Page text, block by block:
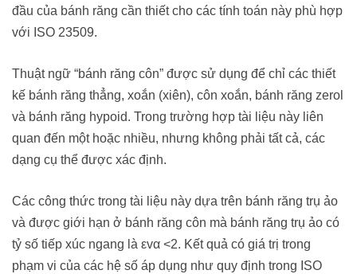
đầu của bánh răng cần thiết cho các tính toán này phù hợp
với ISO 23509.
Thuật ngữ “bánh răng côn” được sử dụng để chỉ các thiết
kế bánh răng thẳng, xoắn (xiên), côn xoắn, bánh răng zerol
và bánh răng hypoid. Trong trường hợp tài liệu này liên
quan đến một hoặc nhiều, nhưng không phải tất cả, các
dạng cụ thể được xác định.
Các công thức trong tài liệu này dựa trên bánh răng trụ ảo
và được giới hạn ở bánh răng côn mà bánh răng trụ ảo có
tỷ số tiếp xúc ngang là εvα <2. Kết quả có giá trị trong
phạm vi của các hệ số áp dụng như quy định trong ISO